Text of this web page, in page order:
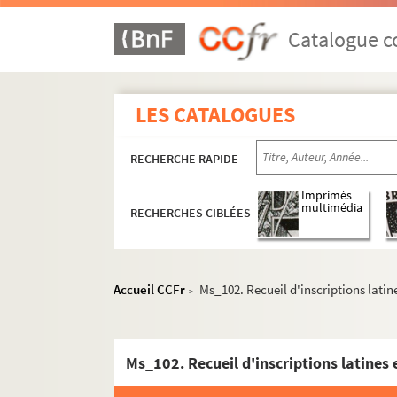
Catalogue
LES CATALOGUES
RECHERCHE RAPIDE
RECHERCHES CIBLÉES
Imprimés
multimédia
Accueil CCFr > Ms_102. Recueil d'inscriptions
Ms_102. Recueil d'inscriptions latines